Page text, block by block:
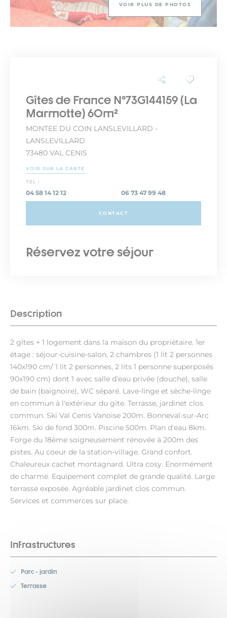
VOIR PLUS DE PHOTOS
Description
2 gîtes + 1 logement dans la maison du propriétaire. 1er
étage : séjour-cuisine-salon, 2 chambres (1 lit 2 personnes
140x190 cm/ 1 lit 2 personnes, 2 lits 1 personne superposés
90x190 cm) dont 1 avec salle d'eau privée (douche), salle
de bain (baignoire), WC séparé. Lave-linge et sèche-linge
en commun à l'extérieur du gite. Terrasse, jardinet clos
commun. Ski Val Cenis Vanoise 200m. Bonneval-sur-Arc
16km. Ski de fond 300m. Piscine 500m. Plan d'eau 8km.
Forge du 18ème soigneusement rénovée à 200m des
pistes. Au coeur de la station-village. Grand confort.
Chaleureux cachet montagnard. Ultra cosy. Enormément
de charme. Equipement complet de grande qualité. Large
terrasse exposée. Agréable jardinet clos commun.
Services et commerces sur place.
Infrastructures
Parc - jardin
Terrasse
Gîtes de France N°73G144159 (La
Marmotte) 60m²
MONTEE DU COIN LANSLEVILLARD -
LANSLEVILLARD
73480 VAL CENIS
VOIR SUR LA CARTE
TEL :
04 58 14 12 12 06 73 47 99 48
CONTACT
Réservez votre séjour